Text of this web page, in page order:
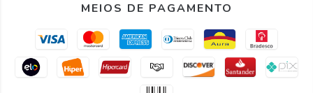
MEIOS DE PAGAMENTO